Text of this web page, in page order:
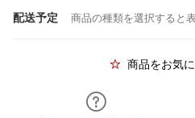
配送予定 商品の種類を選択すると
商品をお気